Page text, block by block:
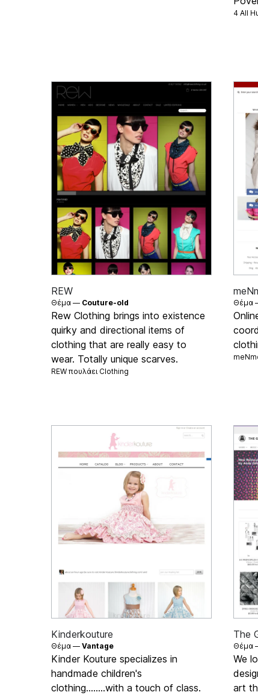
4 All
REW
Θέμα — Couture-old
Rew Clothing brings into existence
quirky and directional items of
clothing that are really easy to
wear. Totally unique scarves.
REW πουλάει Clothing
Θέμα
Kinderkouture
Θέμα —Vantage
Kinder Kouture specializes in
handmade children's
clothing........with a touch of class.
The
Θέμα
We
art